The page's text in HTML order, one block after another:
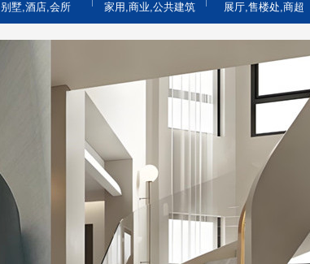
别墅,酒店,会所 家用,商业,公共建筑 展厅,售楼处,商超